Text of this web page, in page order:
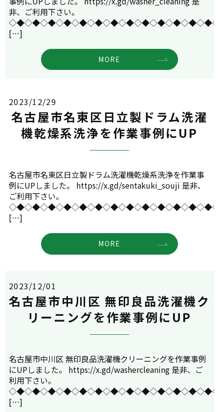
非、ご利用下さい。
[…]
MORE
2023/12/29
名古屋市名東区日立製ドラム洗濯
機乾燥系洗浄を作業事例にUP
名古屋市名東区日立製ドラム洗濯機乾燥系洗浄を作業事
例にUPしました。 https://x.gd/sentakuki_souji 是非、
ご利用下さい。
[…]
MORE
2023/12/01
名古屋市中川区 無印良品洗濯機ク
リーニングを作業事例にUP
名古屋市中川区 無印良品洗濯機クリーニングを作業事例
にUPしました。 https://x.gd/washercleaning 是非、ご
利用下さい。
[…]